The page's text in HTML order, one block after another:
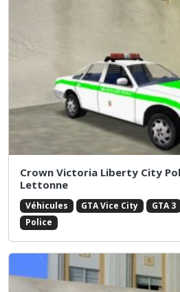
Crown Victoria Liberty City
Lettonne
Véhicules GTA Vice City GTA 3
Police